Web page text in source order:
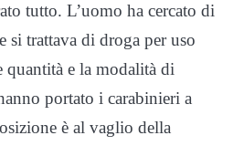
tutto. L’uomo ha cercato di
si trattava di droga per uso
quantità e la modalità di
portato i carabinieri a
è al vaglio della